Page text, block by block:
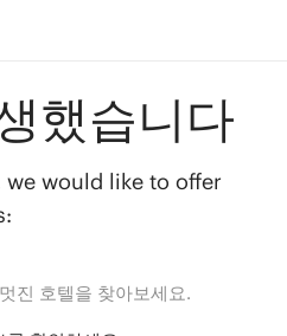
했습니다
would like to offer
진 호텔을 찾아보세요.